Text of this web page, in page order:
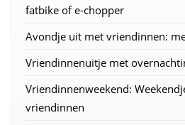
fatbike of e-chopper
Avondje uit met vriendinnen:
Vriendinnenuitje met
Vriendinnenweekend:
vriendinnen